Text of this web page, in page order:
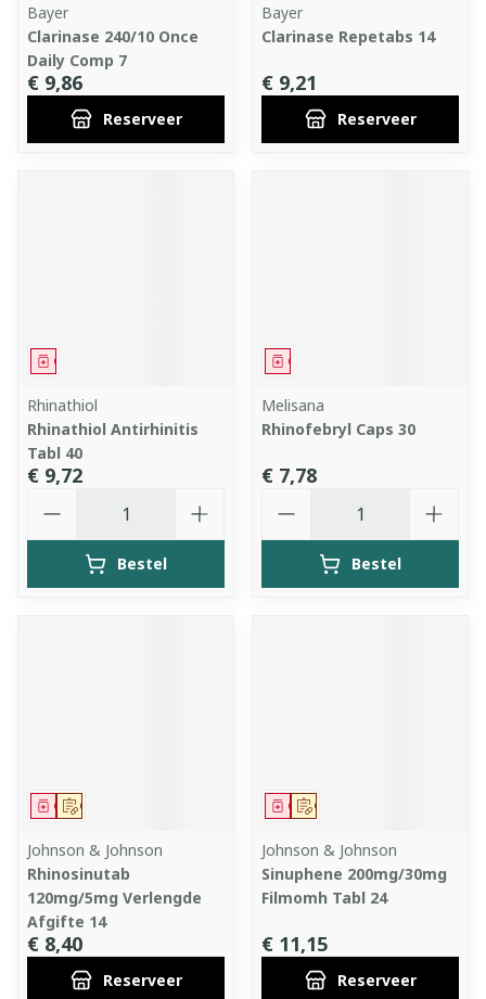
Bayer
Clarinase 240/10 Once
Daily Comp 7
€ 9,86
Reserveer
Bayer
Clarinase Repetabs 14
€ 9,21
Reserveer
Geneesmiddel
Rhinathiol
Rhinathiol Antirhinitis
Tabl 40
€ 9,72
Bestel
Geneesmiddel
Melisana
Rhinofebryl Caps 30
€ 7,78
Bestel
Op voorschrift
Geneesmiddel
Johnson & Johnson
Rhinosinutab
120mg/5mg Verlengde
Afgifte 14
€ 8,40
Reserveer
Op voorschrift
Geneesmiddel
Johnson & Johnson
Sinuphene 200mg/30mg
Filmomh Tabl 24
€ 11,15
Reserveer